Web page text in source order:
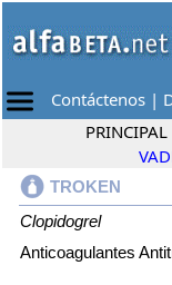
Contáctenos |
PRINCIPAL
TROKEN
Clopidogrel
Anticoagulantes